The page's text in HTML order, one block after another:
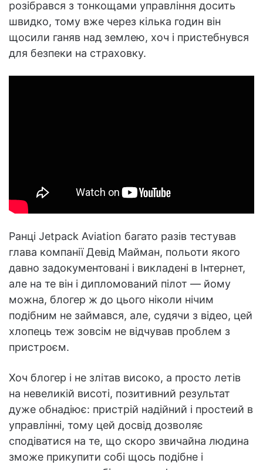
розібрався з тонкощами управління досить
швидко, тому вже через кілька годин він
щосили ганяв над землею, хоч і пристебнувся
для безпеки на страховку.
Ранці Jetpack Aviation багато разів тестував
глава компанії Девід Майман, польоти якого
давно задокументовані і викладені в Інтернет,
але на те він і дипломований пілот — йому
можна, блогер ж до цього ніколи нічим
подібним не займався, але, судячи з відео, цей
хлопець теж зовсім не відчував проблем з
пристроєм.
Хоч блогер і не злітав високо, а просто летів
на невеликій висоті, позитивний результат
дуже обнадіює: пристрій надійний і простеий в
управлінні, тому цей досвід дозволяє
сподіватися на те, що скоро звичайна людина
зможе прикупити собі щось подібне і